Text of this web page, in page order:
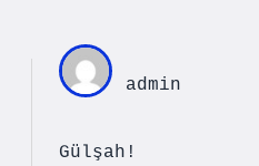
admin
Gülşah!